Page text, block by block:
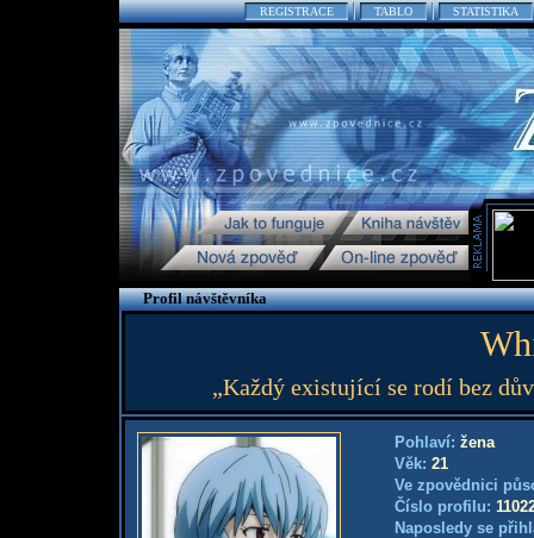
REGISTRACE TABLO STATISTIKA
Profil návštěvníka
„Každý existující se rodí bez
Pohlaví: žena
Věk: 21
Ve zpovědnici
Číslo profilu:
Naposledy se